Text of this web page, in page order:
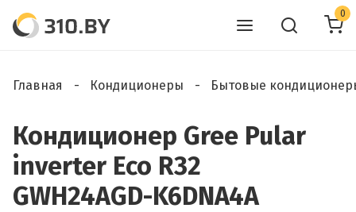
0
Главная Кондиционеры Бытовые
Кондиционер Gree Pular
inverter Eco R32
GWH24AGD-K6DNA4A